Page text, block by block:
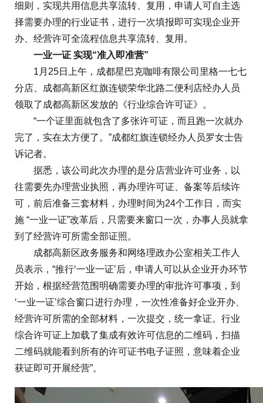
细则，实现共用信息共享流转、复用，申请人可自主选
择需要办理的行业证书，进行一次填报即可实现企业开
办、经营许可全流程信息共享流转、复用。
一业一证 实现“准入即准营”
1月25日上午，成都星巴克咖啡有限公司里格一七七
分店、成都高新区红旗连锁荣华北路二便利店经办人员
领取了成都高新区发放的《行业综合许可证》。
“一个证里面就包含了多张许可证，而且跑一次就办
完了，实在太方便了。”成都红旗连锁经办人员罗女士告
诉记者。
据悉，该公司此次办理的是分店营业许可业务，以
往需要先办理营业执照，再办理许可证、备案等后续许
可，前后准备三套材料，办理时间为24个工作日，而实
施 “一业一证”改革后，只需要来窗口一次，办事人员就拿
到了经营许可所需全部证照。
成都高新区政务服务和网络理政办公室相关工作人
员表示，“推行‘一业一证’后，申请人可以从企业开办环节
开始，根据经营范围明确需要办理的审批许可事项，到
‘一业一证’综合窗口进行办理，一次性准备好企业开办、
经营许可所需的全部材料，一次提交，统一拿证。行业
综合许可证上加载了集成有效许可信息的二维码，扫描
二维码就能看到所有的许可证书电子证照，意味着企业
获证即可开展经营”。